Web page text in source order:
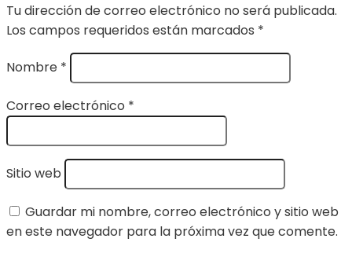
Tu dirección de correo electrónico no será publicada.
Los campos requeridos están marcados *
Nombre *
Correo electrónico *
Sitio web
Guardar mi nombre, correo electrónico y sitio web
en este navegador para la próxima vez que comente.